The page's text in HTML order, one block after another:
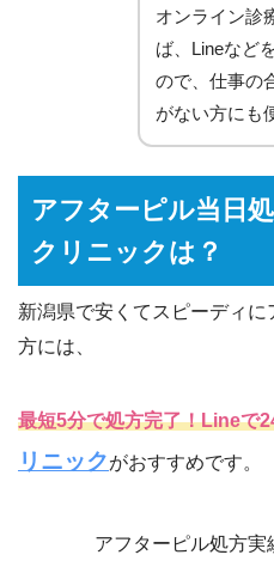
オンライン診
ば、Lineなど
ので、仕事の
がない方にも
アフターピル当日
クリニックは？
新潟県で安くてスピーディ
方には、
最短5分で処方完了！Lineで
リニックがおすすめです。
アフターピル処方実